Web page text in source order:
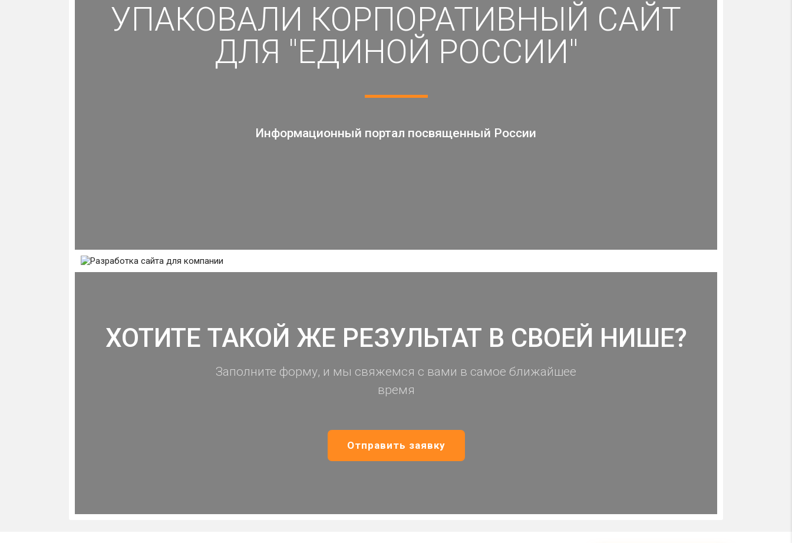
УПАКОВАЛИ КОРПОРАТИВНЫЙ САЙТ
ДЛЯ "ЕДИНОЙ РОССИИ"
Информационный портал посвященный России
ХОТИТЕ ТАКОЙ ЖЕ РЕЗУЛЬТАТ В СВОЕЙ НИШЕ?
Заполните форму, и мы свяжемся с вами в самое ближайшее
время
Отправить заявку